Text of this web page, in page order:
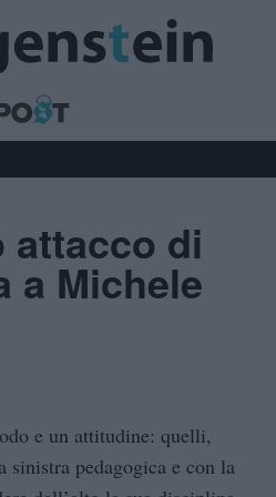
attacco di
a Michele
e un attitudine: quelli,
sinistra pedagogica e con la